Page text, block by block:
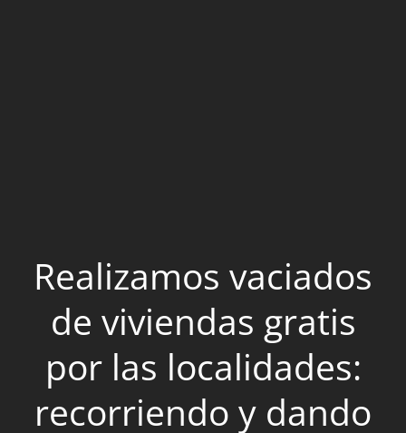
Realizamos vaciados
de viviendas gratis
por las localidades:
recorriendo y dando